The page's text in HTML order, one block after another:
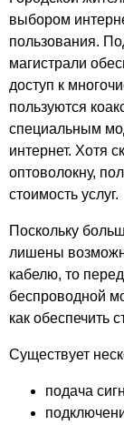
Башня
белая дача
Белые Сады
Березка
Берта Хаус
Бирюза
Бирюлевский
Богородский
Бородино Плаза
Бульвар
Бум
Бутово
Вавилон
Варшавская
Вега
Вегас
Верейская
выбором
пользования.
магистрали
доступ к
пользуются
специальным
интернет. Хотя
оптоволокну,
стоимость услуг.
Поскольку
лишены
кабелю, то
беспроводной
как обеспечить
Существует
подача